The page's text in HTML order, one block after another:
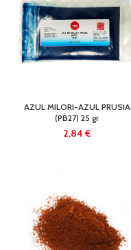
AZUL MILORI-AZUL PRUSIA
(PB27) 25 gr
€